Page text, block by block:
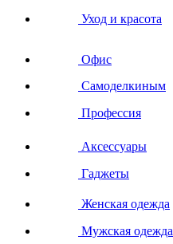
Уход и красота
Офис
Самоделкиным
Профессия
Аксессуары
Гаджеты
Женская одежда
Мужская одежда